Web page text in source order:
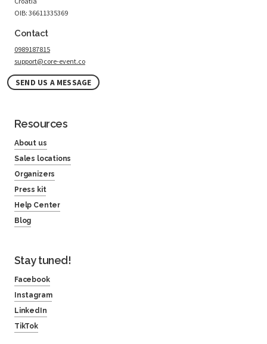
OIB: 36611335369
Contact
0989187815
support@core-event.co
SEND US A MESSAGE
Resources
About us
Sales locations
Organizers
Press kit
Help Center
Blog
Stay tuned!
Facebook
Instagram
LinkedIn
TikTok